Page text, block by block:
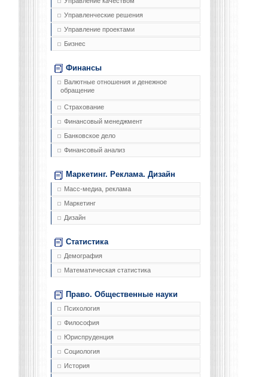
Управленческие решения
Управление проектами
Бизнес
Финансы
Валютные отношения и денежное
обращение
Страхование
Финансовый менеджмент
Банковское дело
Финансовый анализ
Маркетинг. Реклама. Дизайн
Масс-медиа, реклама
Маркетинг
Дизайн
Статистика
Демография
Математическая статистика
Право. Общественные науки
Психология
Философия
Юриспруденция
Социология
История